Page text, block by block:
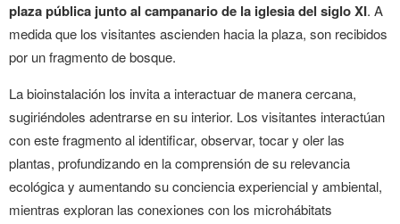
plaza pública junto al campanario de la iglesia del siglo XI. A
medida que los visitantes ascienden hacia la plaza, son recibidos
por un fragmento de bosque.
La bioinstalación los invita a interactuar de manera cercana,
sugiriéndoles adentrarse en su interior. Los visitantes interactúan
con este fragmento al identificar, observar, tocar y oler las
plantas, profundizando en la comprensión de su relevancia
ecológica y aumentando su conciencia experiencial y ambiental,
mientras exploran las conexiones con los microhábitats